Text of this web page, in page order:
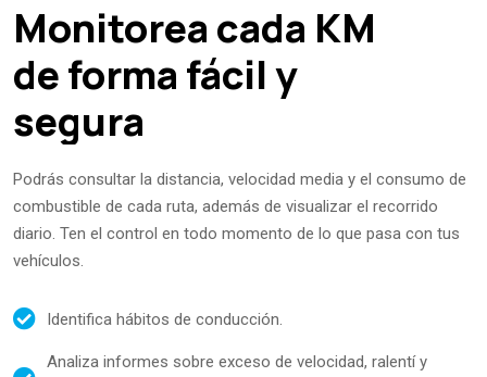
Monitorea cada KM
de forma fácil y
segura
Podrás consultar la distancia, velocidad media y el consumo de
combustible de cada ruta, además de visualizar el recorrido
diario. Ten el control en todo momento de lo que pasa con tus
vehículos.
Identifica hábitos de conducción.
Analiza informes sobre exceso de velocidad, ralentí y